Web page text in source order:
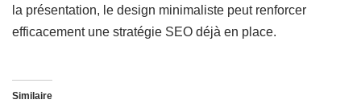
la présentation, le design minimaliste peut renforcer
efficacement une stratégie SEO déjà en place.
Similaire